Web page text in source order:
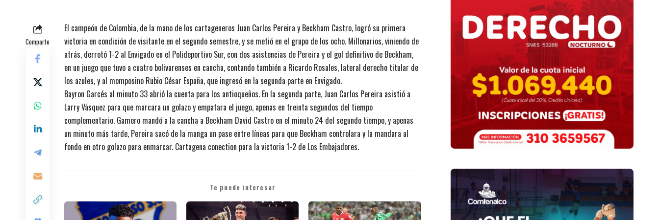
Comparte
El campeón de Colombia, de la mano de los cartageneros Juan Carlos Pereira y Beckham Castro, logró su primera
victoria en condición de visitante en el segundo semestre, y se metió en el grupo de los ocho. Millonarios, viniendo de
atrás, derrotó 1-2 al Envigado en el Polideportivo Sur, con dos asistencias de Pereira y el gol definitivo de Beckham,
en un juego que tuvo a cuatro bolivarenses en cancha, contando también a Ricardo Rosales, lateral derecho titular de
los azules, y al momposino Rubio César España, que ingresó en la segunda parte en Envigado.
Bayron Garcés al minuto 33 abrió la cuenta para los antioqueños. En la segunda parte, Juan Carlos Pereira asistió a
Larry Vásquez para que marcara un golazo y empatara el juego, apenas en treinta segundos del tiempo
complementario. Gamero mandó a la cancha a Beckham David Castro en el minuto 24 del segundo tiempo, y apenas
un minuto más tarde, Pereira sacó de la manga un pase entre líneas para que Beckham controlara y la mandara al
fondo en otro golazo para enmarcar. Cartagena conection para la victoria 1-2 de Los Embajadores.
Te puede interesar